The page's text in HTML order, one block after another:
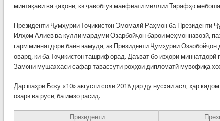
минтақавӣ ва ҷаҳонӣ, ки ҷавобгӯи манфиати миллии Тарафҳо
Президенти Ҷумҳурии Тоҷикистон Эмомалӣ Раҳмон ба Президенти
Илҳом Алиев ва кулли мардуми Озарбойҷон барои меҳмоннавозӣ,
гарм миннатдорӣ баён намуда, аз Президенти Ҷумҳурии Озарбойҷон
овард, ки ба Тоҷикистон ташриф орад. Даъват бо изҳори миннатдорӣ
Замони мушаххаси сафар тавассути роҳҳои дипломатӣ мувофиқа
Дар шаҳри Боку «10» августи соли 2018 дар ду нусхаи асл, ҳар кадом
озарӣ ва русӣ, ба имзо расид.
Президенти